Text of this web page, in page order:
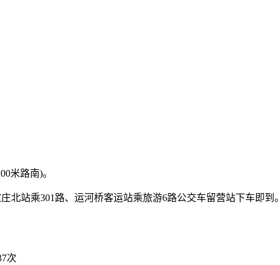
米路南)。
北站乘301路、运河桥客运站乘旅游6路公交车留营站下车即到。
次